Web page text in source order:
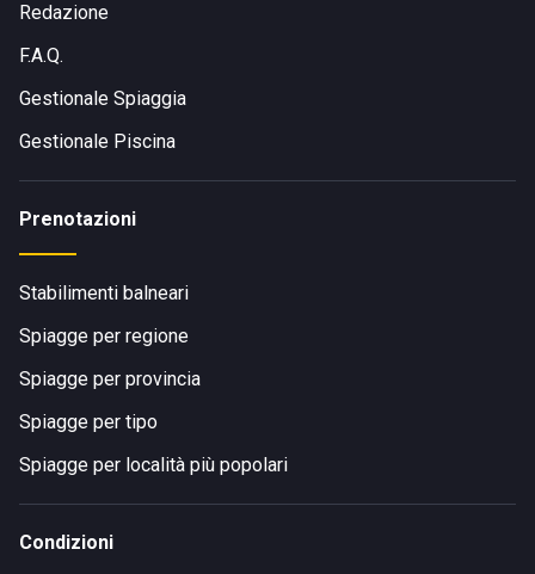
Redazione
F.A.Q.
Gestionale Spiaggia
Gestionale Piscina
Prenotazioni
Stabilimenti balneari
Spiagge per regione
Spiagge per provincia
Spiagge per tipo
Spiagge per località più popolari
Condizioni